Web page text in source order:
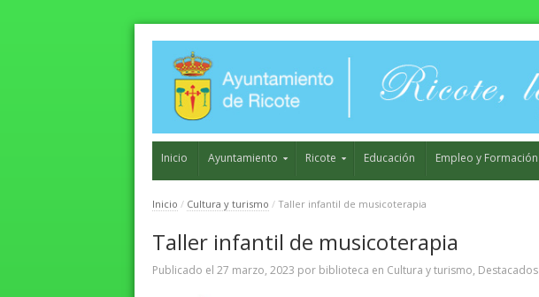
Inicio Ayuntamiento Ricote Educación Empleo y Formación
Inicio / Cultura y turismo / Taller infantil de musicoterapia
Taller infantil de musicoterapia
Publicado el 27 marzo, 2023 por biblioteca en Cultura y turismo, Destacados